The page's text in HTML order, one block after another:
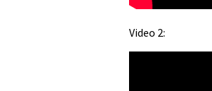
Video 2: